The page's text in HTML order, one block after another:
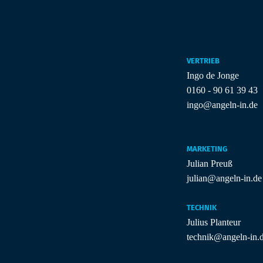
VERTRIEB
Ingo de Jonge
0160 - 90 61 39 43
ingo@angeln-in.de
MARKETING
Julian Preuß
julian@angeln-in.de
TECHNIK
Julius Planteur
technik@angeln-